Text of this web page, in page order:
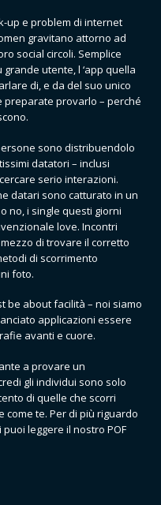
up e problem di internet
gravitano attorno ad
social circoli. Semplice
utente, l ‘app quella
di, e da del suo unico
preparate provarlo – perché
sono distribuendolo
datatori – inclusi
serio interazioni.
datari sono catturato in un
no, i single questi giorni
love. Incontri
di trovare il corretto
di scorrimento
foto.
be about facilità – noi siamo
applicazioni essere
avanti e cuore.
a provare un
gli individui sono solo
di quelle che scorri
te. Per di più riguardo
leggere il nostro POF